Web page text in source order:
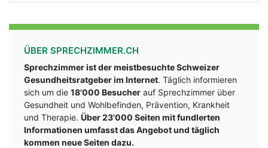
ÜBER SPRECHZIMMER.CH
Sprechzimmer ist der meistbesuchte Schweizer
Gesundheitsratgeber im Internet. Täglich informieren
sich um die 18'000 Besucher auf Sprechzimmer über
Gesundheit und Wohlbefinden, Prävention, Krankheit
und Therapie. Über 23'000 Seiten mit fundlerten
Informationen umfasst das Angebot und täglich
kommen neue Seiten dazu.